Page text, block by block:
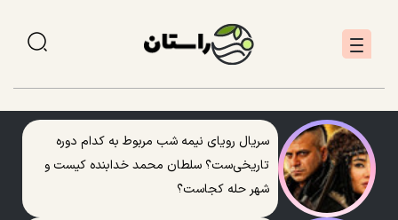
سریال رویای نیمه شب مربوط به کدام دوره
تاریخی‌ست؟ سلطان محمد خدابنده کیست و
شهر حله کجاست؟